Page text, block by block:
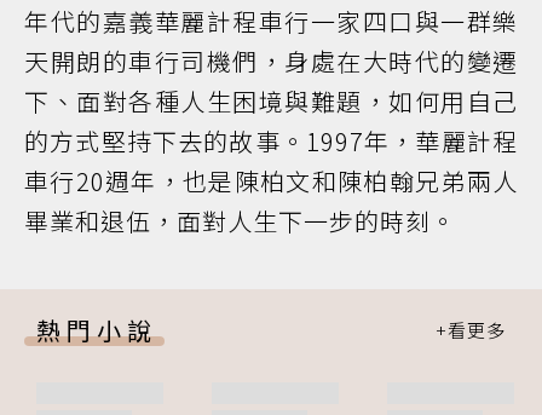
年代的嘉義華麗計程車行一家四口與一群樂
天開朗的車行司機們，身處在大時代的變遷
下、面對各種人生困境與難題，如何用自己
的方式堅持下去的故事。1997年，華麗計程
車行20週年，也是陳柏文和陳柏翰兄弟兩人
畢業和退伍，面對人生下一步的時刻。
熱門小說